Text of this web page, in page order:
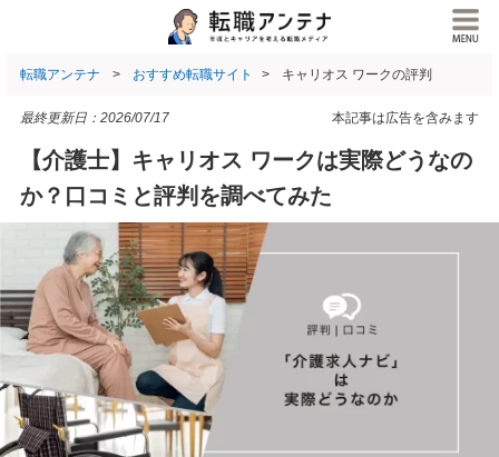
転職アンテナ おすすめ転職サイト キャリオス ワークの評判
本記事は広告を含みます
最終更新日： 2026/07/17
【介護士】キャリオス ワークは実際どうなの
か？口コミと評判を調べてみた